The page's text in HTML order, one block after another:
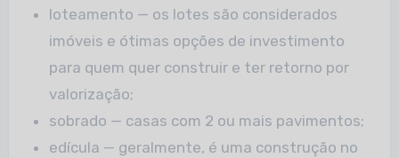
loteamento — os lotes são considerados
imóveis e ótimas opções de investimento
para quem quer construir e ter retorno por
valorização;
sobrado — casas com 2 ou mais pavimentos;
edícula — geralmente, é uma construção no